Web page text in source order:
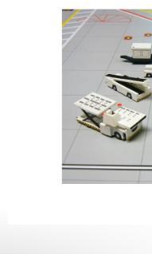
0,0
gwiazdek.